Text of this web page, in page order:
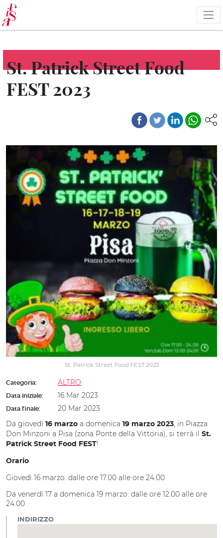
Salta
al
contenuto
principale
St. Patrick Street Food
FEST 2023
St. Patrick Street Food FEST 2023
Categoria: ALTRO
Data iniziale: 16 Mar 2023
Data finale:
20 Mar 2023
Da giovedì 16 marzo a domenica 19 marzo 2023, in Piazza
Don Minzoni a Pisa (zona Ponte della Vittoria), si terrà il St.
Patrick Street Food FEST!
Orario:
Giovedì 16 marzo: dalle ore 17.00 alle ore 24.00
Da venerdì 17 a domenica 19 marzo: dalle ore 12.00 alle ore
24.00
INDIRIZZO